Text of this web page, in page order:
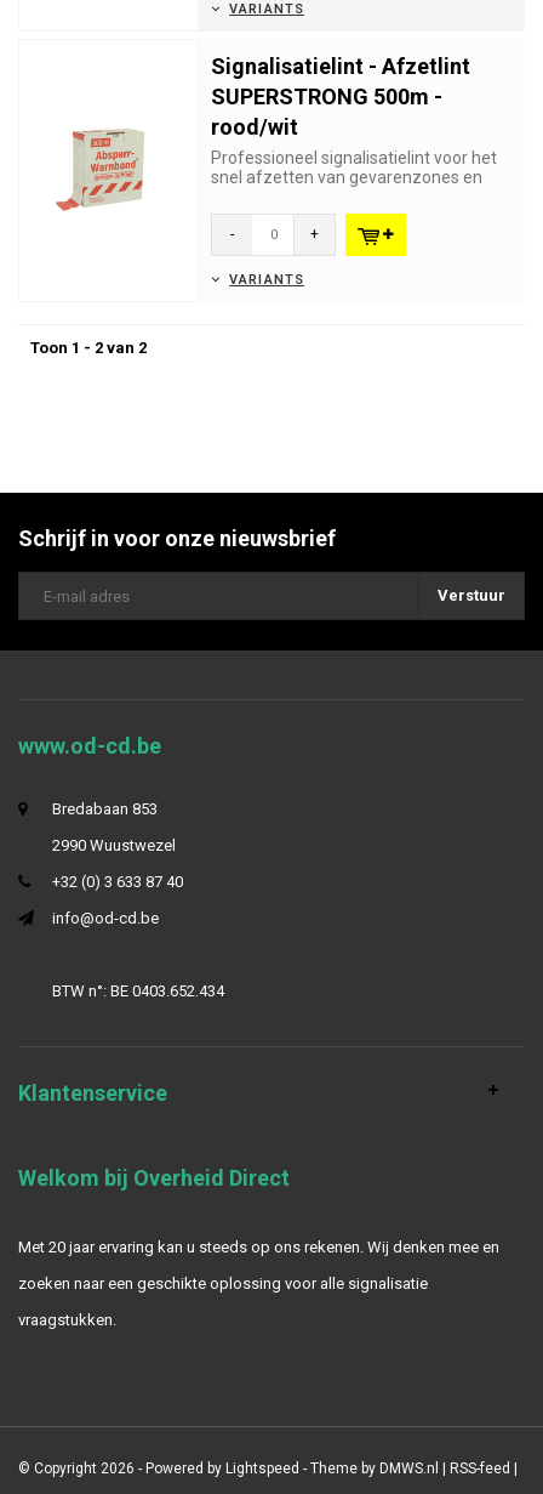
VARIANTS
Signalisatielint - Afzetlint
SUPERSTRONG 500m -
rood/wit
Professioneel signalisatielint voor het
snel afzetten van gevarenzones en
- +
VARIANTS
Toon 1 - 2 van 2
Schrijf in voor onze nieuwsbrief
Verstuur
www.od-cd.be
Bredabaan 853
2990 Wuustwezel
+32 (0) 3 633 87 40
info@od-cd.be
BTW n°: BE 0403.652.434
Klantenservice
Welkom bij Overheid Direct
Met 20 jaar ervaring kan u steeds op ons rekenen. Wij denken mee en
zoeken naar een geschikte oplossing voor alle signalisatie
vraagstukken.
© Copyright 2026 - Powered by Lightspeed - Theme by DMWS.nl RSS-feed